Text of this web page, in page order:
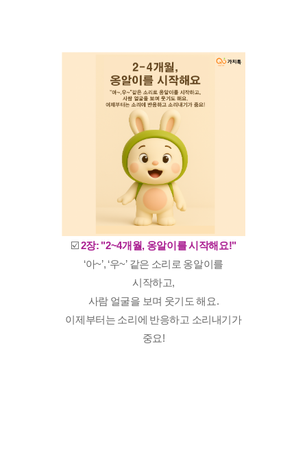
☑️2장: "2~4개월, 옹알이를 시작해요!"
‘아~’, ‘우~’ 같은 소리로 옹알이를
시작하고,
사람 얼굴을 보며 웃기도 해요.
이제부터는 소리에 반응하고 소리내기가
중요!